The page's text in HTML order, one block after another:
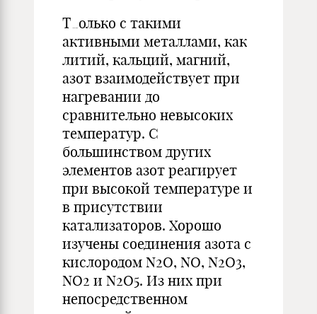
Т олько с такими
активными металлами, как
литий, кальций, магний,
азот взаимодействует при
нагревании до
сравнительно невысоких
температур. С
большинством других
элементов азот реагирует
при высокой температуре и
в присутствии
катализаторов. Хорошо
изучены соединения азота с
кислородом N2O, NO, N2O3,
NO2 и N2O5. Из них при
непосредственном